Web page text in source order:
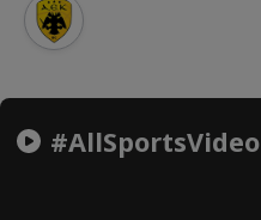
#AllSportsVideo